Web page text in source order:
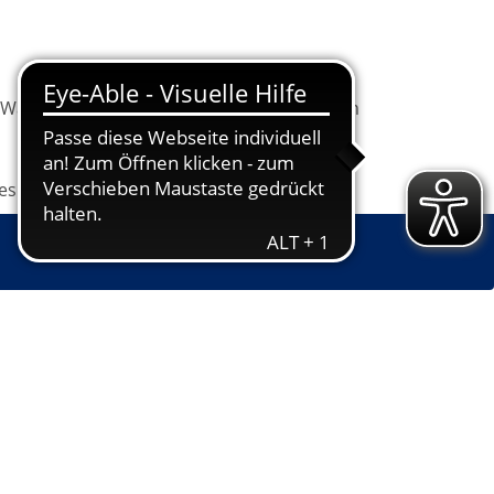
Warenkorb Information Programm
Grundbildung Jugendkunstschule